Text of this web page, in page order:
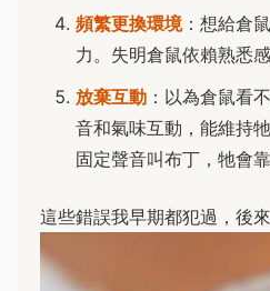
頻繁更換環境：想給倉
力。失明倉鼠依賴熟悉感
放棄互動 ：以為倉鼠看
音和氣味互動，能維持
固定聲音叫布丁，牠會靠
這些錯誤我早期都犯過，後來